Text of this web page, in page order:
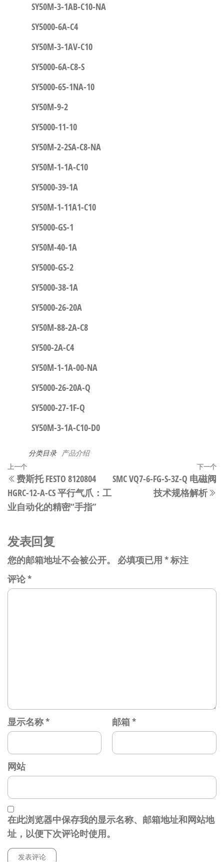
SY50M-3-1AB-C10-NA
SY5000-6A-C4
SY50M-3-1AV-C10
SY5000-6A-C8-S
SY5000-65-1NA-10
SY50M-9-2
SY5000-11-10
SY50M-2-2SA-C8-NA
SY50M-1-1A-C10
SY5000-39-1A
SY50M-1-11A1-C10
SY5000-GS-1
SY50M-40-1A
SY5000-GS-2
SY5000-38-1A
SY5000-26-20A
SY50M-88-2A-C8
SY500-2A-C4
SY50M-1-1A-00-NA
SY5000-26-20A-Q
SY5000-27-1F-Q
SY50M-3-1A-C10-D0
分类目录 产品介绍
文
章
导
上
一
篇
文
上一个
费斯托 FESTO 8120804
HGRC-12-A-CS 平行气爪：工
业自动化的精密“手指”
下一个
SMC VQ7-6-FG-S-3Z-Q 电磁阀
技术规格解析
发表回复
您的邮箱地址不会被公开。 必填项已用 *标注
评论*
显示名称* 邮箱*
网站
在此浏览器中保存我的显示名称、邮箱地址和网站地
址，以便下次评论时使用。